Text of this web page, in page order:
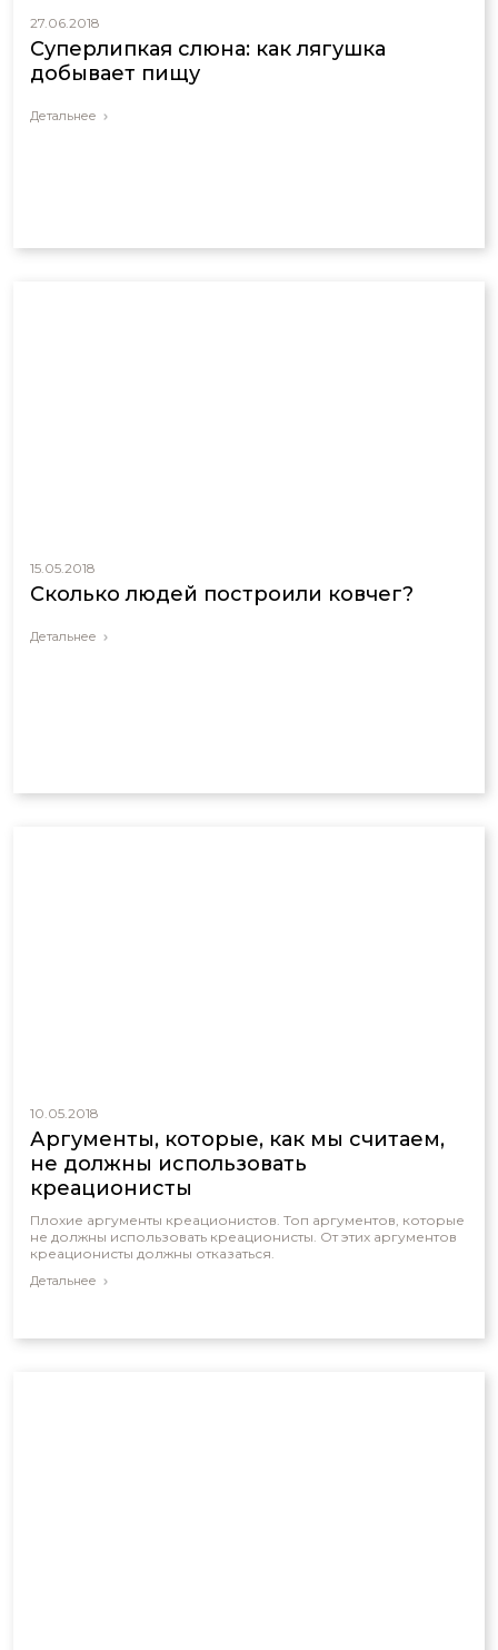
27.06.2018
Суперлипкая слюна: как лягушка
добывает пищу
Детальнее
15.05.2018
Сколько людей построили ковчег?
Детальнее
10.05.2018
Аргументы, которые, как мы считаем,
не должны использовать
креационисты
Плохие аргументы креационистов. Топ аргументов, которые
не должны использовать креационисты. От этих аргументов
креационисты должны отказаться.
Детальнее